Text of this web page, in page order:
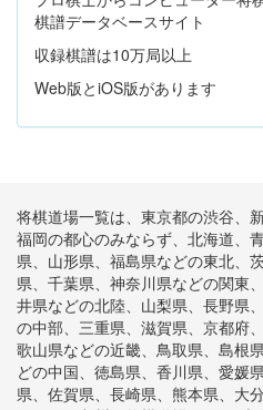
棋譜データベースサイト
収録棋譜は10万局以上
Web版とiOS版があります
将棋道場一覧は、東京都の渋谷、
福岡の都心のみならず、北海道、
県、山形県、福島県などの東北、
県、千葉県、神奈川県などの関東
井県などの北陸、山梨県、長野県
の中部、三重県、滋賀県、京都府
歌山県などの近畿、鳥取県、島根
どの中国、徳島県、香川県、愛媛
県、佐賀県、長崎県、熊本県、大